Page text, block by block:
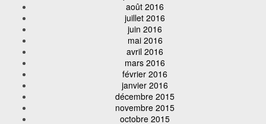
août 2016
juillet 2016
juin 2016
mai 2016
avril 2016
mars 2016
février 2016
janvier 2016
décembre 2015
novembre 2015
octobre 2015